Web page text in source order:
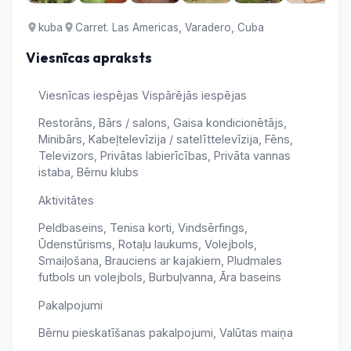
kuba Carret. Las Americas, Varadero, Cuba
Viesnīcas apraksts
Viesnīcas iespējas Vispārējās iespējas
Restorāns, Bārs / salons, Gaisa kondicionētājs,
Minibārs, Kabeļtelevīzija / satelīttelevīzija, Fēns,
Televizors, Privātas labierīcības, Privāta vannas
istaba, Bērnu klubs
Aktivitātes
Peldbaseins, Tenisa korti, Vindsērfings,
Ūdenstūrisms, Rotaļu laukums, Volejbols,
Smaiļošana, Brauciens ar kajakiem, Pludmales
futbols un volejbols, Burbuļvanna, Āra baseins
Pakalpojumi
Bērnu pieskatīšanas pakalpojumi, Valūtas maiņa